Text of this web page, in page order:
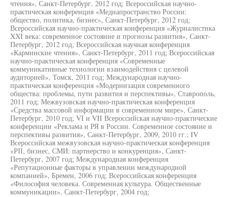
чтения», Санкт-Петербург, 2012 год; Всероссийская научно-
практическая конференция «Меднапространство России:
общество, политика, бизнес», Санкт-Петербург, 2012 год;
Всероссийская научно-практическая конференция «Журналистика
XXI века: современное состояние и прогнозы развития», Санкт-
Петербург, 2012 год; Всероссийская научная конференция
«Карминские чтения», Санкт-Петербург, 2011 год; Всероссийская
научно-практическая конференция «Современные
коммуникативные технологии взаимодействия с целевой
аудиторией», Томск, 2011 год; Международная научно-
практическая конференция «Модернизация современного
общества: проблемы, пути развития и перспективы», Ставрополь,
2011 год; Межвузовская научно-практическая конференция
«Средства массовой информации в современном мире», Санкт-
Петербург, 2010 год; VI и VII Всероссийская научно-практические
конференции «Реклама и РЯ в России. Современное состояние и
перспективы развития», Санкт-Петербург, 2009, 2010 гг.; IV
Всероссийская межвузовская научно-практическая конференция
«РІІ, бизнес, СМИ: партнерство и конкуренция», Санкт-
Петербург, 2007 год; Международная конференция
«Репутационные факторы в управлении международной
компанией», Бремен, 2006 год; Всероссийская конференция
«Философия человека. Современная культура. Общественные
коммуникации», Санкт-Петербург, 2004 год;